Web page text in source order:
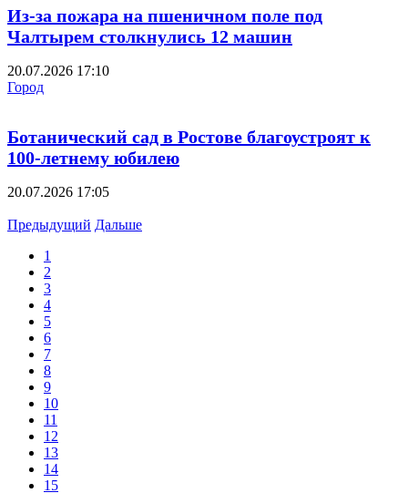
Из-за пожара на пшеничном поле под
Чалтырем столкнулись 12 машин
20.07.2026 17:10
Город
Ботанический сад в Ростове благоустроят к
100-летнему юбилею
20.07.2026 17:05
Предыдущий Дальше
1
2
3
4
5
6
7
8
9
10
11
12
13
14
15